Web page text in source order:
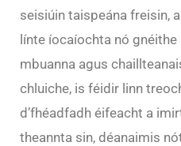
seisiúin taispeána freisin,
línte íocaíochta nó
mbuanna agus
chluiche, is féidir linn
d’fhéadfadh éifeacht a
theannta sin, déanaimis